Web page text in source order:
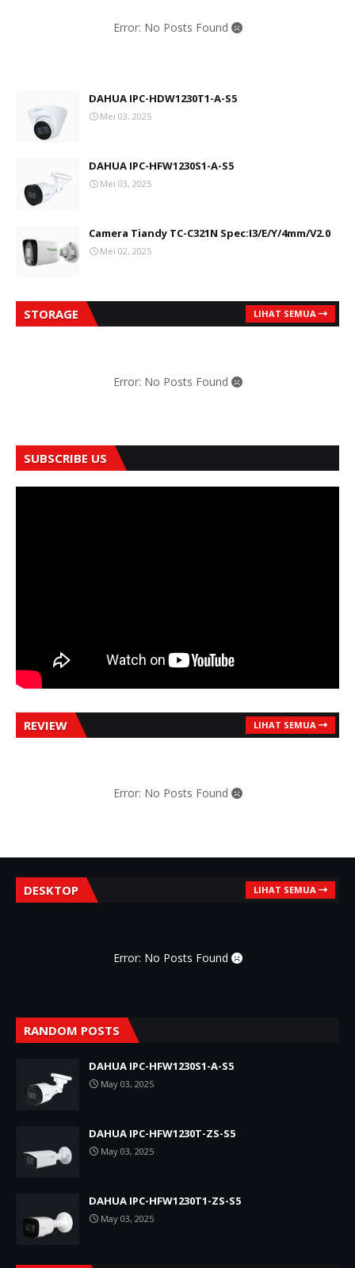
Error: No Posts Found
DAHUA IPC-HDW1230T1-A-S5
Mei 03, 2025
DAHUA IPC-HFW1230S1-A-S5
Mei 03, 2025
Camera Tiandy TC-C321N Spec:I3/E/Y/4mm/V2.0
Mei 02, 2025
STORAGE LIHAT SEMUA
Error: No Posts Found
SUBSCRIBE US
REVIEW LIHAT SEMUA
Error: No Posts Found
DESKTOP LIHAT SEMUA
Error: No Posts Found
RANDOM POSTS
DAHUA IPC-HFW1230S1-A-S5
May 03, 2025
DAHUA IPC-HFW1230T-ZS-S5
May 03, 2025
DAHUA IPC-HFW1230T1-ZS-S5
May 03, 2025